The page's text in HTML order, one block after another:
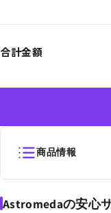
合計金額
商品情報
Astromedaの安心